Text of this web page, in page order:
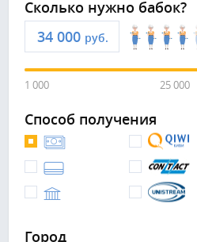
Сколько нужно бабок?
руб.
1 000 25 000
Способ получения
Город